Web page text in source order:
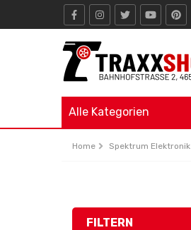
Alle Kategorien
Home Spektrum Elektronik
FILTERN